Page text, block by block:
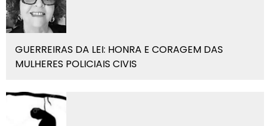
GUERREIRAS DA LEI: HONRA E CORAGEM DAS
MULHERES POLICIAIS CIVIS